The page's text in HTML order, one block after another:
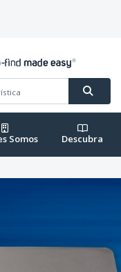
Somos Descubra